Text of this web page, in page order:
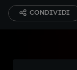
CONDIVIDI